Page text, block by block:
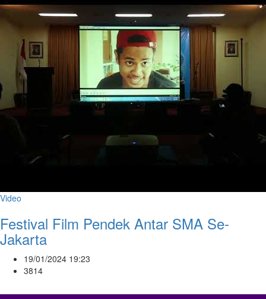
Video
Festival Film Pendek Antar SMA Se-
Jakarta
19/01/2024 19:23
3814